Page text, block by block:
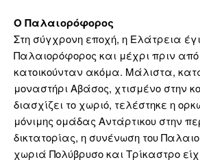
Ο Παλαιορόφορος
Στη σύγχρονη εποχή, η Ελάτρεια
Παλαιορόφορος και μέχρι πριν
κατοικούνταν ακόμα. Μάλιστα,
μοναστήρι Αβάσος, χτισμένο στην
διασχίζει το χωριό, τελέστηκε η
μόνιμης ομάδας Αντάρτικου στην
δικτατορίας, η συνένωση του
χωριά Πολύβρυσο και Τρίκαστρο